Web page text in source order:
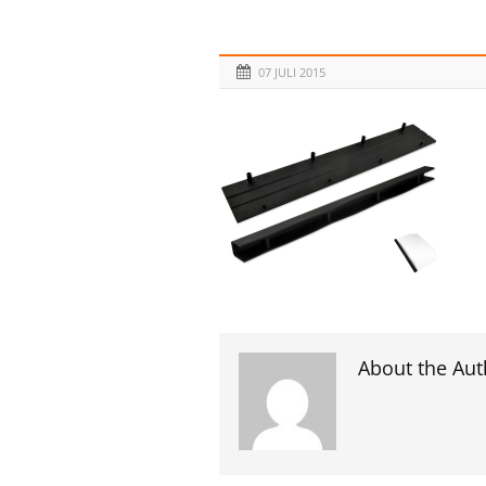
07 JULI 2015
About the